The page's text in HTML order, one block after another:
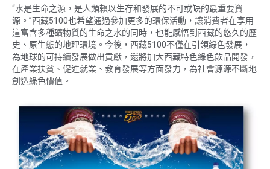
“水是生命之源，是人類賴以生存和發展的不可或缺的最重要資
源。”西藏5100也希望通過參加更多的環保活動，讓消費者在享用
這富含多種礦物質的生命之水的同時，也能感悟到西藏的悠久的歷
史、原生態的地理環境。今後，西藏5100不僅在引領綠色發展，
為地球的可持續發展做出貢獻，還將加大西藏特色綠色飲品開發，
在產業扶貧、促進就業、教育發展等方面發力，為社會源源不斷地
創造綠色價值。